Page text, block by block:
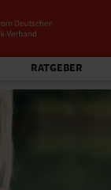
RATGEBER